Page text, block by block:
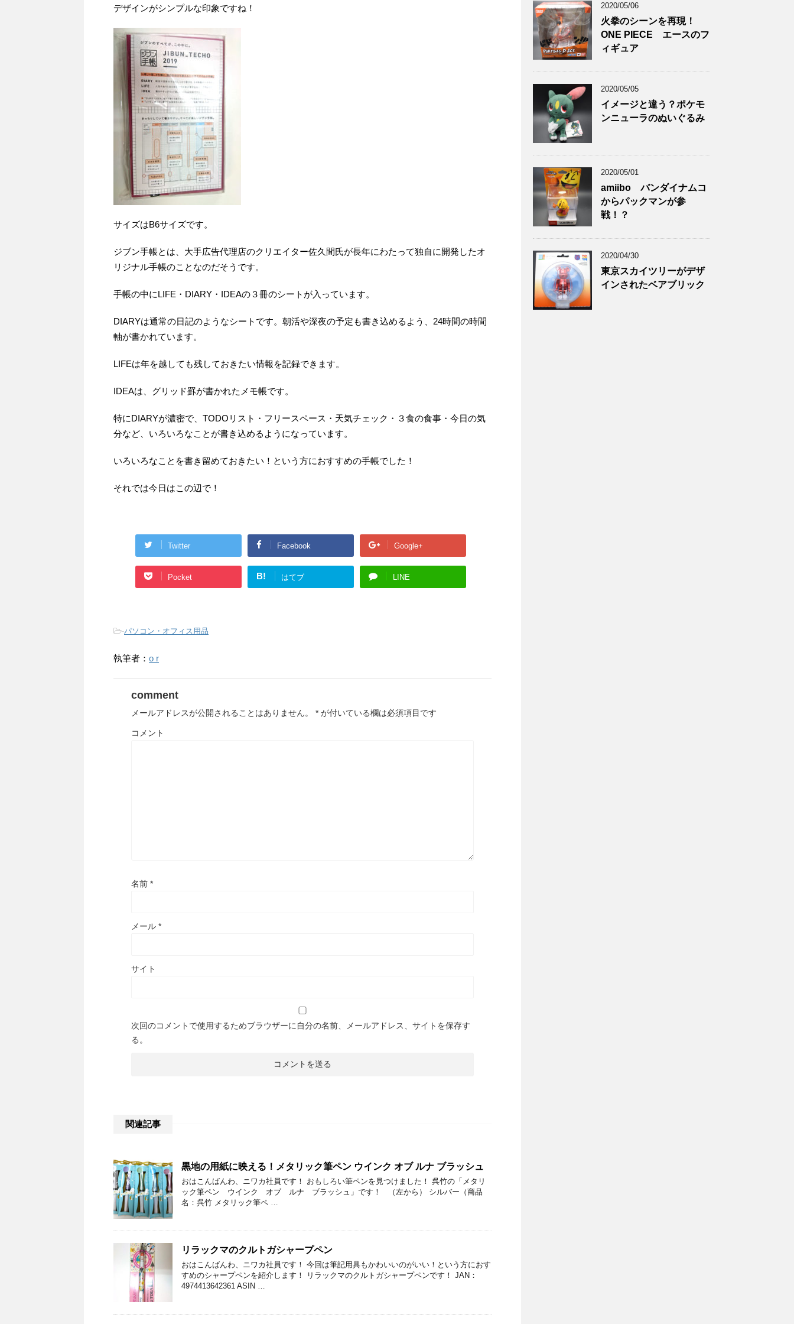
デザインがシンプルな印象ですね！
サイズはB6サイズです。
ジブン手帳とは、大手広告代理店のクリエイター佐久間氏が長年にわたって独自に開発したオ
リジナル手帳のことなのだそうです。
手帳の中にLIFE・DIARY・IDEAの３冊のシートが入っています。
DIARYは通常の日記のようなシートです。朝活や深夜の予定も書き込めるよう、24時間の時間
軸が書かれています。
LIFEは年を越しても残しておきたい情報を記録できます。
IDEAは、グリッド罫が書かれたメモ帳です。
特にDIARYが濃密で、TODOリスト・フリースペース・天気チェック・３食の食事・今日の気
分など、いろいろなことが書き込めるようになっています。
いろいろなことを書き留めておきたい！という方におすすめの手帳でした！
それでは今日はこの辺で！
Twitter Facebook Google+
Pocket B! はてブ LINE
-パソコン・オフィス用品
執筆者： o r
comment
メールアドレスが公開されることはありません。 * が付いている欄は必須項目です
コメント
名前 *
メール *
サイト
次回のコメントで使用するためブラウザーに自分の名前、メールアドレス、サイトを保存す
る。
関連記事
黒地の用紙に映える！メタリック筆ペン ウインク オブ ルナ ブラッシュ
おはこんばんわ、ニワカ社員です！ おもしろい筆ペンを見つけました！ 呉竹の「メタリ
ック筆ペン ウインク オブ ルナ ブラッシュ」です！ （左から） シルバー（商品
名：呉竹 メタリック筆ペ …
リラックマのクルトガシャープペン
おはこんばんわ、ニワカ社員です！ 今回は筆記用具もかわいいのがいい！という方におす
すめのシャープペンを紹介します！ リラックマのクルトガシャープペンです！ JAN：
4974413642361 ASIN …
2020/05/06
火拳のシーンを再現！
ONE PIECE エースのフ
ィギュア
2020/05/05
イメージと違う？ポケモ
ンニューラのぬいぐるみ
2020/05/01
amiibo バンダイナムコ
からパックマンが参
戦！？
2020/04/30
東京スカイツリーがデザ
インされたベアブリック